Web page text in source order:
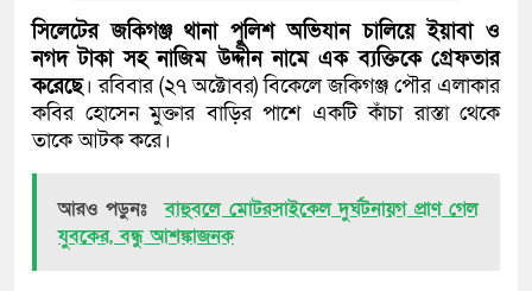
সিলেটের জকিগঞ্জ থানা পুলিশ অভিযান চালিয়ে ইয়াবা ও
নগদ টাকা সহ নাজিম উদ্দীন নামে এক ব্যক্তিকে গ্রেফতার
করেছে। রবিবার (২৭ অক্টোবর) বিকেলে জকিগঞ্জ পৌর এলাকার
কবির হোসেন মুক্তার বাড়ির পাশে একটি কাঁচা রাস্তা থেকে
তাকে আটক করে।
আরও পড়ুনঃ
বাহুবলে মোটরসাইকেল দুর্ঘটনায়গ প্রাণ গেল
যুবকের, বন্ধু আশঙ্কাজনক